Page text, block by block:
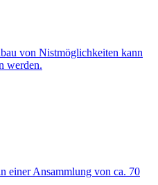
von Nistmöglichkeiten kann
werden.
einer Ansammlung von ca. 70